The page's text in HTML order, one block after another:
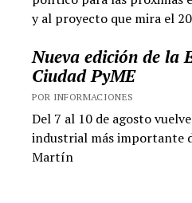
y al proyecto que mira el
Nueva edición de la
Ciudad PyME
POR INFORMACIONES
Del 7 al 10 de agosto
industrial más importante
Martín